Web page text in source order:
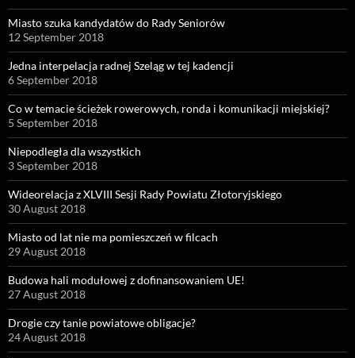
Miasto szuka kandydatów do Rady Seniorów
12 September 2018
Jedna interpelacja radnej Szeląg w tej kadencji
6 September 2018
Co w temacie ścieżek rowerowych, ronda i komunikacji miejskiej?
5 September 2018
Niepodległa dla wszystkich
3 September 2018
Wideorelacja z XLVIII Sesji Rady Powiatu Złotoryjskiego
30 August 2018
Miasto od lat nie ma pomieszczeń w filcach
29 August 2018
Budowa hali modułowej z dofinansowaniem UE!
27 August 2018
Drogie czy tanie powiatowe obligacje?
24 August 2018